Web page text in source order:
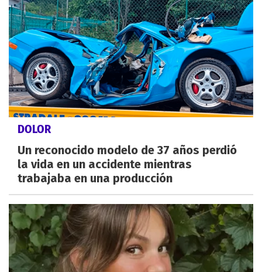
DOLOR
Un reconocido modelo de 37 años perdió
la vida en un accidente mientras
trabajaba en una producción